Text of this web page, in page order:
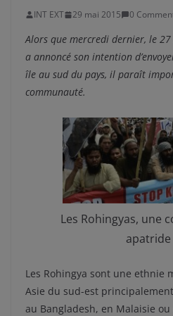
INT EXT 29 mai 2015 0
Alors que mercredi dernier, le
a annoncé son intention
île au sud du pays, il paraît
communauté.
Les Rohingyas, une
apatride
Les Rohingya sont une ethnie
Asie du sud-est
au Bangladesh, en Malaisie